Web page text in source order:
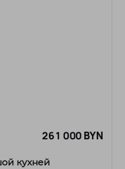
261 000 BYN
кухней